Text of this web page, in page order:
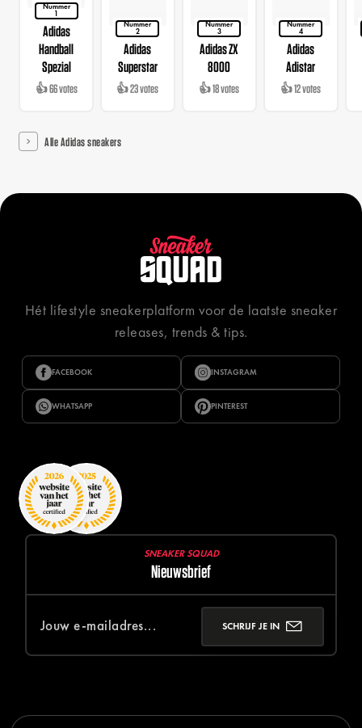
Nummer
1
Adidas
Handball
Spezial
👍 66 votes
Nummer
2
Adidas
Superstar
👍 23 votes
Nummer
3
Adidas ZX
8000
👍 18 votes
Nummer
4
Adidas
Adistar
👍 12 votes
Alle Adidas sneakers
Hét lifestyle sneakerplatform voor de laatste sneaker
releases, trends & tips.
FACEBOOK INSTAGRAM
WHATSAPP PINTEREST
SNEAKER SQUAD
Nieuwsbrief
SCHRIJF JE IN